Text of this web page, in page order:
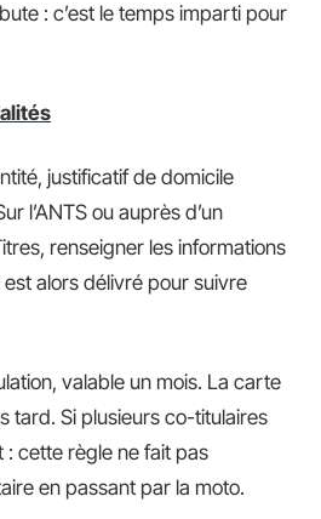
: c’est le temps imparti pour
justificatif de domicile
l’ANTS ou auprès d’un
renseigner les informations
alors délivré pour suivre
valable un mois. La carte
tard. Si plusieurs co-titulaires
cette règle ne fait pas
en passant par la moto.